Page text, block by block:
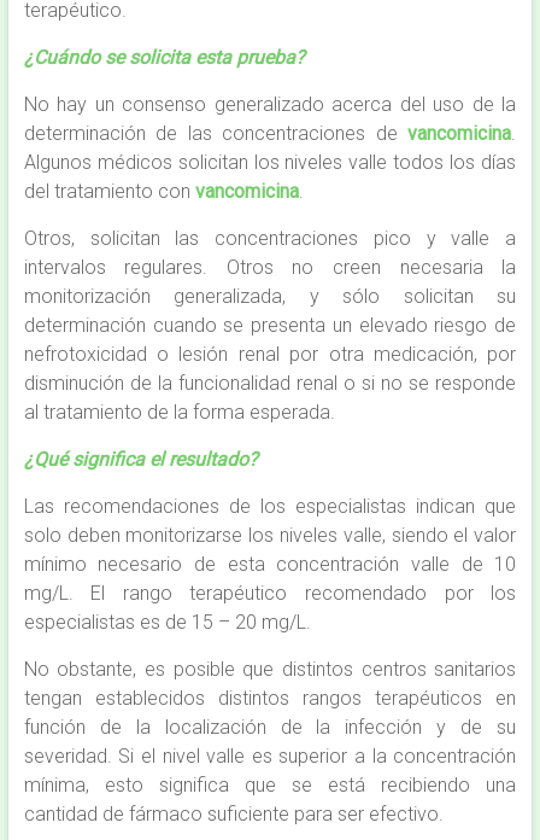
terapéutico.
¿Cuándo se solicita esta prueba?
No hay un consenso generalizado acerca del uso de la
determinación de las concentraciones devancomicina.
Algunos médicos solicitan los niveles valle todos los días
del tratamiento con vancomicina.
Otros, solicitan las concentraciones pico y valle a
intervalos regulares. Otros no creen necesaria la
monitorización generalizada, y sólo solicitan su
determinación cuando se presenta un elevado riesgo de
nefrotoxicidad o lesión renal por otra medicación, por
disminución de la funcionalidad renal o si no se responde
al tratamiento de la forma esperada.
¿Qué significa el resultado?
Las recomendaciones de los especialistas indican que
solo deben monitorizarse los niveles valle, siendo el valor
mínimo necesario de esta concentración valle de 10
mg/L. El rango terapéutico recomendado por los
especialistas es de 15 – 20 mg/L.
No obstante, es posible que distintos centros sanitarios
tengan establecidos distintos rangos terapéuticos en
función de la localización de la infección y de su
severidad. Si el nivel valle es superior a la concentración
mínima, esto significa que se está recibiendo una
cantidad de fármaco suficiente para ser efectivo.